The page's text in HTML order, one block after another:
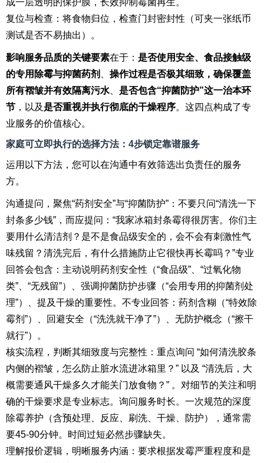
成一层透明的保护膜，长效抑制霉菌再生。
复位与检查：将食物归位，检查门封密封性（可夹一张纸币
测试是否不易抽出）。
影响服务品质的关键要素在于： 是否使用安全、食品接触级
的专用除霉与抑菌药剂
操作过程是否极其细致，确保覆盖
所有褶皱并有效隔离污水
是否包含“抑菌防护”这一治本环
节 ，以及是否重视并执行彻底的干燥程序。这四点构成了专
业服务的价值核心。
家庭可立即执行的选择方法：4步锁定靠谱服务
运用以下方法，您可以在沟通中有效筛选出负责任的服务
方。
沟通提问，聚焦“药剂安全”与“抑菌防护”：不要只问“清洗一下
封条多少钱”，而应提问：“我家冰箱封条霉得很厉害。你们主
要用什么清洁剂？是不是食品级安全的，会不会有刺激性气
味残留？清洗完后，有什么措施防止它很快再长霉吗？”专业
回答会包含：主动说明药剂安全性（“食品级”、“过氧化物
类”、“无残留”）、强调抑菌防护步骤（“会用专用的抑菌剂处
理”）、提及干燥的重要性。不专业回答：药剂含糊（“特效除
霉剂”）、回避安全（“洗洗就干净了”）、无防护概念（“擦干
就行”）。
核实流程，判断其细致度与完整性：重点询问 “如何清洗胶条
内侧的褶皱，怎么防止脏水流进冰箱里？” 以及 “清洗后，大
概需要通风干燥多久才能关门放食物？” 。对细节的关注和明
确的干燥要求是专业标志。询问服务时长。一次规范的深度
除霉养护（含预处理、反应、刷洗、干燥、防护），通常需
要45-90分钟。时间过短必然步骤缺失。
理解报价逻辑，明晰服务内涵：要求根据发霉严重程度和是